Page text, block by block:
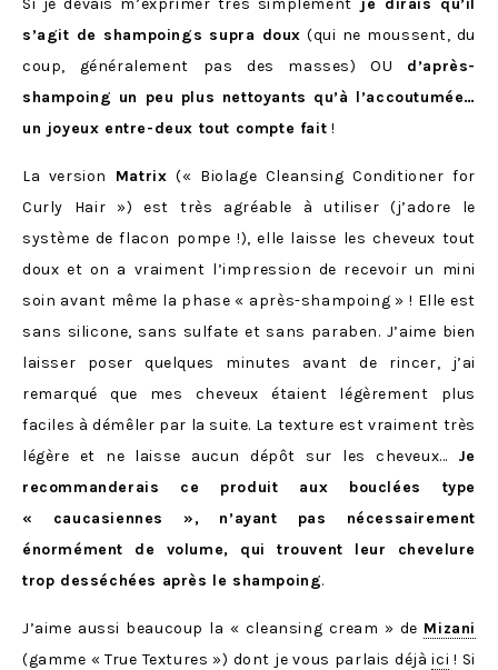
s’agit de shampoings supra doux (qui ne moussent, du
coup, généralement pas des masses) OU d’après-
shampoing un peu plus nettoyants qu’à l’accoutumée…
un joyeux entre-deux tout compte fait !
La version Matrix (« Biolage Cleansing Conditioner for
Curly Hair ») est très agréable à utiliser (j’adore le
système de flacon pompe !), elle laisse les cheveux tout
doux et on a vraiment l’impression de recevoir un mini
soin avant même la phase « après-shampoing » ! Elle est
sans silicone, sans sulfate et sans paraben. J’aime bien
laisser poser quelques minutes avant de rincer, j’ai
remarqué que mes cheveux étaient légèrement plus
faciles à démêler par la suite. La texture est vraiment très
légère et ne laisse aucun dépôt sur les cheveux… Je
recommanderais ce produit aux bouclées type
« caucasiennes », n’ayant pas nécessairement
énormément de volume, qui trouvent leur chevelure
trop desséchées après le shampoing.
J’aime aussi beaucoup la « cleansing cream » de Mizani
(gamme « True Textures ») dont je vous parlais déjàici ! Si